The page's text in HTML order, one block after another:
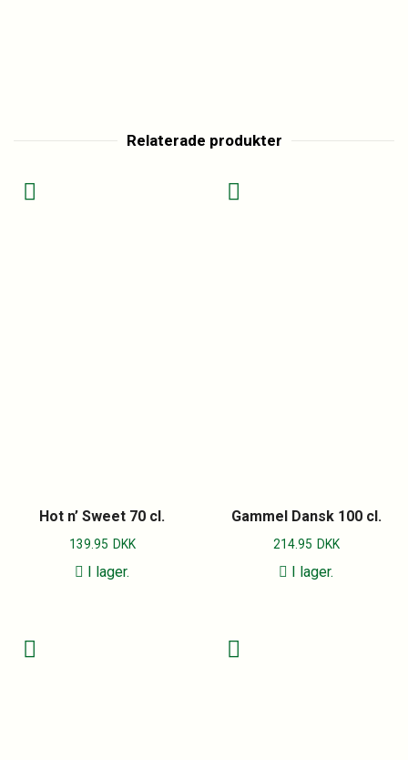
Relaterade produkter
Hot n’ Sweet 70 cl.
139.95 DKK
I lager.
Gammel Dansk 100 cl.
214.95 DKK
I lager.